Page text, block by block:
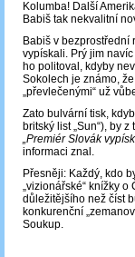
Kolumba! Další
Babiš tak nekvalitní
Babiš v bezprostřední
vypískali. Prý jim
ho politoval, kdyby
Sokolech je známo,
„převlečenými“ už
Zato bulvární tisk,
britský list „Sun“), by
„Premiér Slovák
informaci znal.
Přesněji: Každý, kdo
„vizionářské“ knížky
důležitějšího než číst
konkurenční
Soukup.